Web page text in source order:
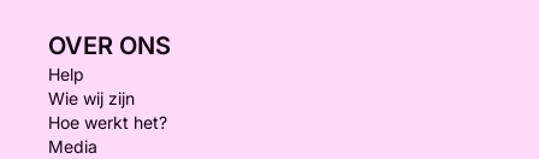
OVER ONS
Help
Wie wij zijn
Hoe werkt het?
Media